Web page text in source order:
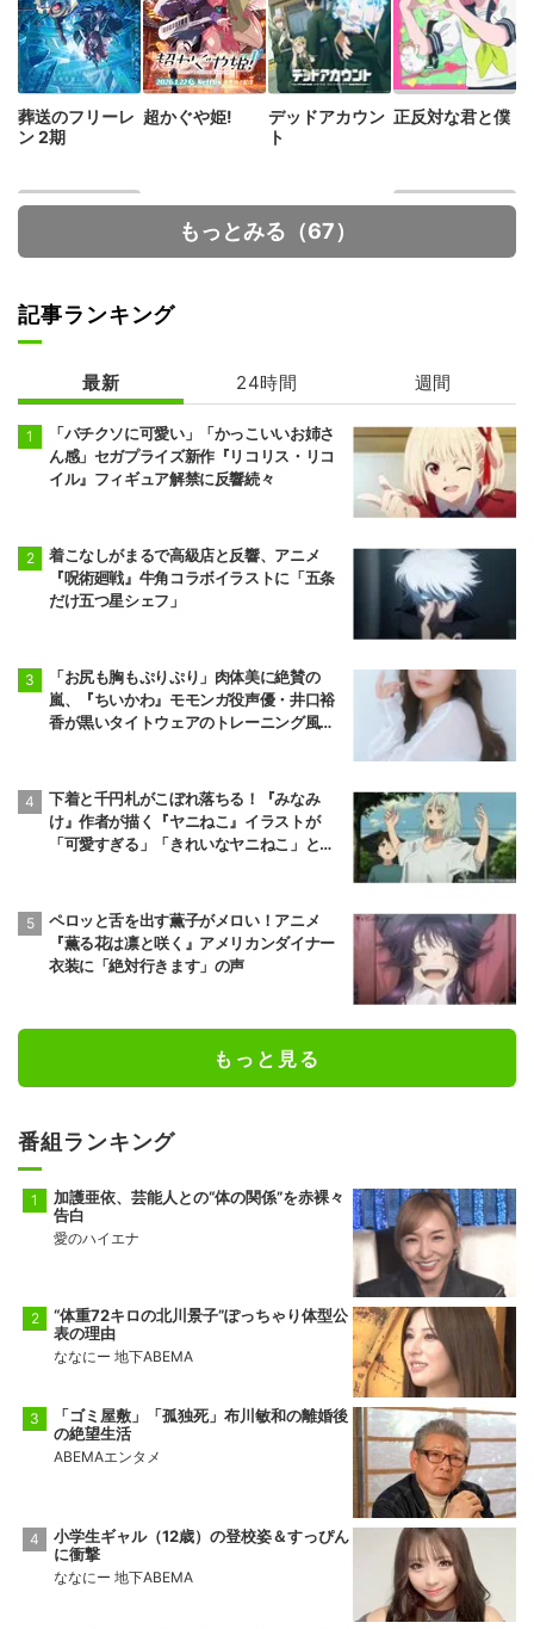
葬送のフリーレ
ン 2期
超かぐや姫!
デッドアカウン
ト
正反対な君と僕
メダリスト 第2
期
魔術師クノンは
見えている
もっとみる（67）
記事ランキング
最新 24時間 週間
「バチクソに可愛い」「かっこいいお姉さ
ん感」セガプライズ新作『リコリス・リコ
イル』フィギュア解禁に反響続々
着こなしがまるで高級店と反響、アニメ
『呪術廻戦』牛角コラボイラストに「五条
だけ五つ星シェフ」
「お尻も胸もぷりぷり」肉体美に絶賛の
嵐、『ちいかわ』モモンガ役声優・井口裕
香が黒いタイトウェアのトレーニング風景
下着と千円札がこぼれ落ちる！『みなみ
け』作者が描く『ヤニねこ』イラストが
「可愛すぎる」「きれいなヤニねこ」と反
ペロッと舌を出す薫子がメロい！アニメ
『薫る花は凛と咲く』アメリカンダイナー
衣装に「絶対行きます」の声
もっと見る
番組ランキング
加護亜依、芸能人との“体の関係”を赤裸々
告白
愛のハイエナ
“体重72キロの北川景子”ぽっちゃり体型公
表の理由
ななにー 地下ABEMA
「ゴミ屋敷」「孤独死」布川敏和の離婚後
の絶望生活
ABEMAエンタメ
小学生ギャル（12歳）の登校姿＆すっぴん
に衝撃
ななにー 地下ABEMA